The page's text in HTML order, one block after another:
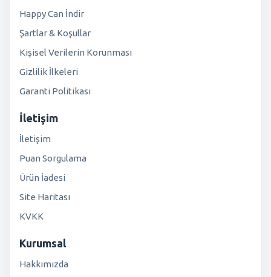
Happy Can İndir
Şartlar & Koşullar
Kişisel Verilerin Korunması
Gizlilik İlkeleri
Garanti Politikası
İletişim
İletişim
Puan Sorgulama
Ürün İadesi
Site Haritası
KVKK
Kurumsal
Hakkımızda